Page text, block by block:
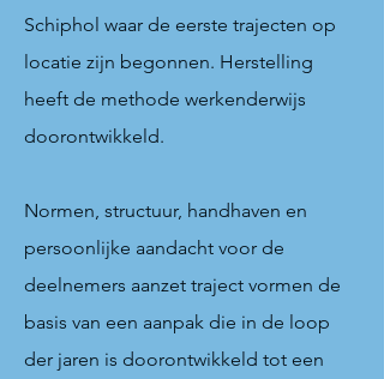
Schiphol waar de eerste trajecten op
locatie zijn begonnen. Herstelling
heeft de methode werkenderwijs
doorontwikkeld.
Normen, structuur, handhaven en
persoonlijke aandacht voor de
deelnemers aanzet traject vormen de
basis van een aanpak die in de loop
der jaren is doorontwikkeld tot een